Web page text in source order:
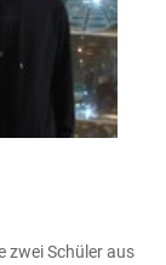
zwei Schüler aus